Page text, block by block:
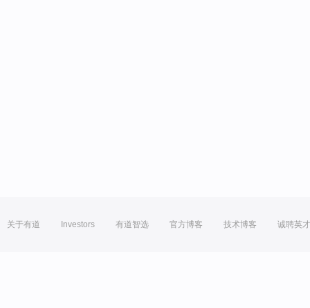
关于有道 Investors 有道智选 官方博客 技术博客 诚聘英才